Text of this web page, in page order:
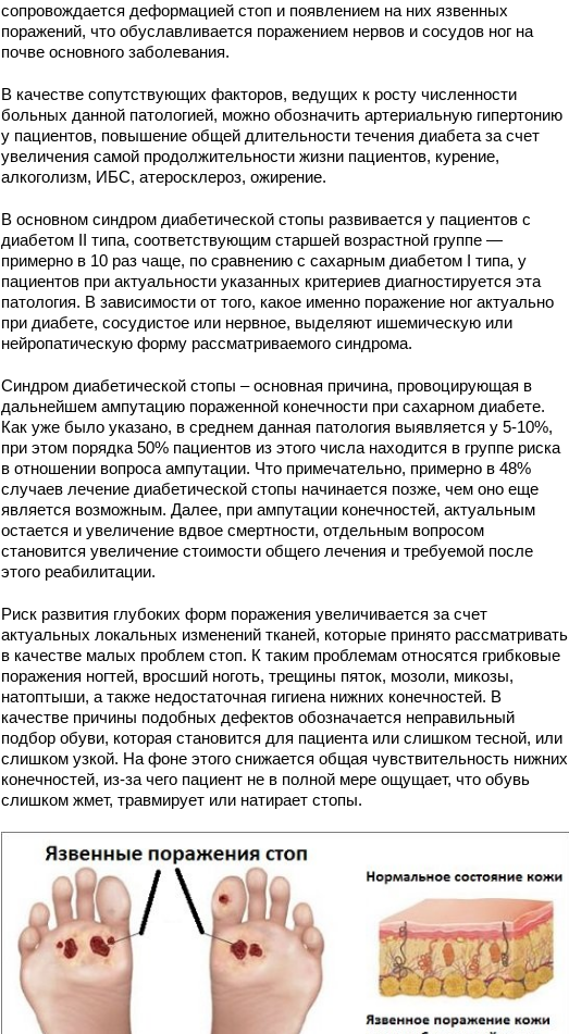
сопровождается деформацией стоп и появлением на них язвенных
поражений, что обуславливается поражением нервов и сосудов ног на
почве основного заболевания.
В качестве сопутствующих факторов, ведущих к росту численности
больных данной патологией, можно обозначить артериальную гипертонию
у пациентов, повышение общей длительности течения диабета за счет
увеличения самой продолжительности жизни пациентов, курение,
алкоголизм, ИБС, атеросклероз, ожирение.
В основном синдром диабетической стопы развивается у пациентов с
диабетом II типа, соответствующим старшей возрастной группе —
примерно в 10 раз чаще, по сравнению с сахарным диабетом I типа, у
пациентов при актуальности указанных критериев диагностируется эта
патология. В зависимости от того, какое именно поражение ног актуально
при диабете, сосудистое или нервное, выделяют ишемическую или
нейропатическую форму рассматриваемого синдрома.
Синдром диабетической стопы – основная причина, провоцирующая в
дальнейшем ампутацию пораженной конечности при сахарном диабете.
Как уже было указано, в среднем данная патология выявляется у 5-10%,
при этом порядка 50% пациентов из этого числа находится в группе риска
в отношении вопроса ампутации. Что примечательно, примерно в 48%
случаев лечение диабетической стопы начинается позже, чем оно еще
является возможным. Далее, при ампутации конечностей, актуальным
остается и увеличение вдвое смертности, отдельным вопросом
становится увеличение стоимости общего лечения и требуемой после
этого реабилитации.
Риск развития глубоких форм поражения увеличивается за счет
актуальных локальных изменений тканей, которые принято рассматривать
в качестве малых проблем стоп. К таким проблемам относятся грибковые
поражения ногтей, вросший ноготь, трещины пяток, мозоли, микозы,
натоптыши, а также недостаточная гигиена нижних конечностей. В
качестве причины подобных дефектов обозначается неправильный
подбор обуви, которая становится для пациента или слишком тесной, или
слишком узкой. На фоне этого снижается общая чувствительность нижних
конечностей, из-за чего пациент не в полной мере ощущает, что обувь
слишком жмет, травмирует или натирает стопы.